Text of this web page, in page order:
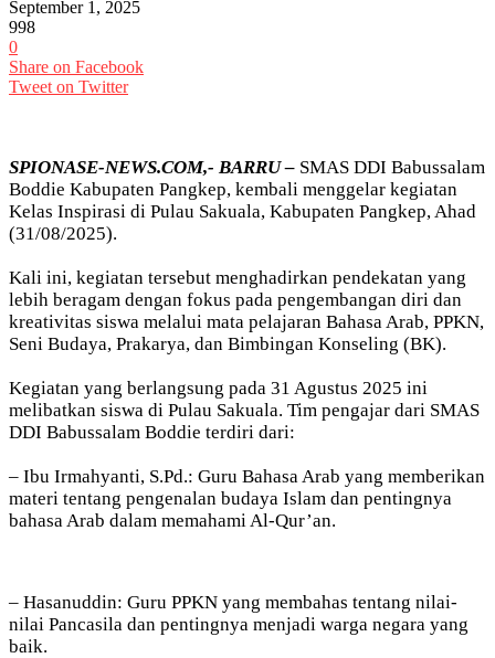
September 1, 2025
998
0
Share on Facebook
Tweet on Twitter
SPIONASE-NEWS.COM,- BARRU – SMAS DDI Babussalam
Boddie Kabupaten Pangkep, kembali menggelar kegiatan
Kelas Inspirasi di Pulau Sakuala, Kabupaten Pangkep, Ahad
(31/08/2025).
Kali ini, kegiatan tersebut menghadirkan pendekatan yang
lebih beragam dengan fokus pada pengembangan diri dan
kreativitas siswa melalui mata pelajaran Bahasa Arab, PPKN,
Seni Budaya, Prakarya, dan Bimbingan Konseling (BK).
Kegiatan yang berlangsung pada 31 Agustus 2025 ini
melibatkan siswa di Pulau Sakuala. Tim pengajar dari SMAS
DDI Babussalam Boddie terdiri dari:
– Ibu Irmahyanti, S.Pd.: Guru Bahasa Arab yang memberikan
materi tentang pengenalan budaya Islam dan pentingnya
bahasa Arab dalam memahami Al-Qur’an.
– Hasanuddin: Guru PPKN yang membahas tentang nilai-
nilai Pancasila dan pentingnya menjadi warga negara yang
baik.